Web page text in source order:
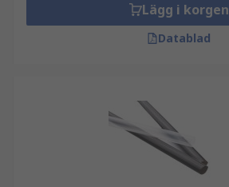
Lägg i korgen
Datablad